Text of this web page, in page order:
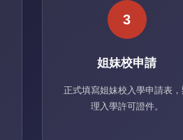
3
姐妹校申請
正式填寫姐妹校入學申請表
理入學許可證件。